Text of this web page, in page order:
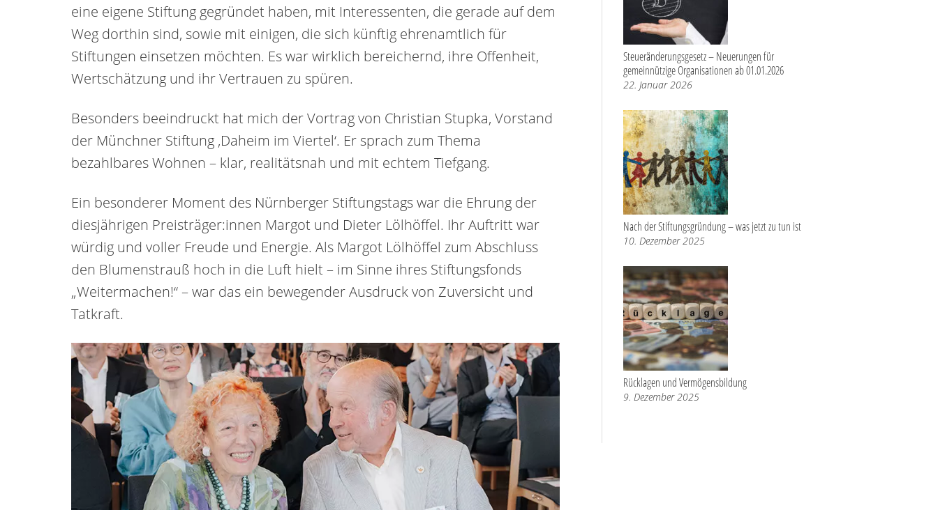
eine eigene Stiftung gegründet haben, mit Interessenten, die gerade auf dem
Weg dorthin sind, sowie mit einigen, die sich künftig ehrenamtlich für
Stiftungen einsetzen möchten. Es war wirklich bereichernd, ihre Offenheit,
Wertschätzung und ihr Vertrauen zu spüren.
Besonders beeindruckt hat mich der Vortrag von Christian Stupka, Vorstand
der Münchner Stiftung ‚Daheim im Viertel‘. Er sprach zum Thema
bezahlbares Wohnen – klar, realitätsnah und mit echtem Tiefgang.
Ein besonderer Moment des Nürnberger Stiftungstags war die Ehrung der
diesjährigen Preisträger:innen Margot und Dieter Lölhöffel. Ihr Auftritt war
würdig und voller Freude und Energie. Als Margot Lölhöffel zum Abschluss
den Blumenstrauß hoch in die Luft hielt – im Sinne ihres Stiftungsfonds
„Weitermachen!“ – war das ein bewegender Ausdruck von Zuversicht und
Tatkraft.
Steueränderungsgesetz – Neuerungen für
gemeinnützige Organisationen ab 01.01.2026
22. Januar 2026
Nach der Stiftungsgründung – was jetzt zu tun ist
10. Dezember 2025
Rücklagen und Vermögensbildung
9. Dezember 2025